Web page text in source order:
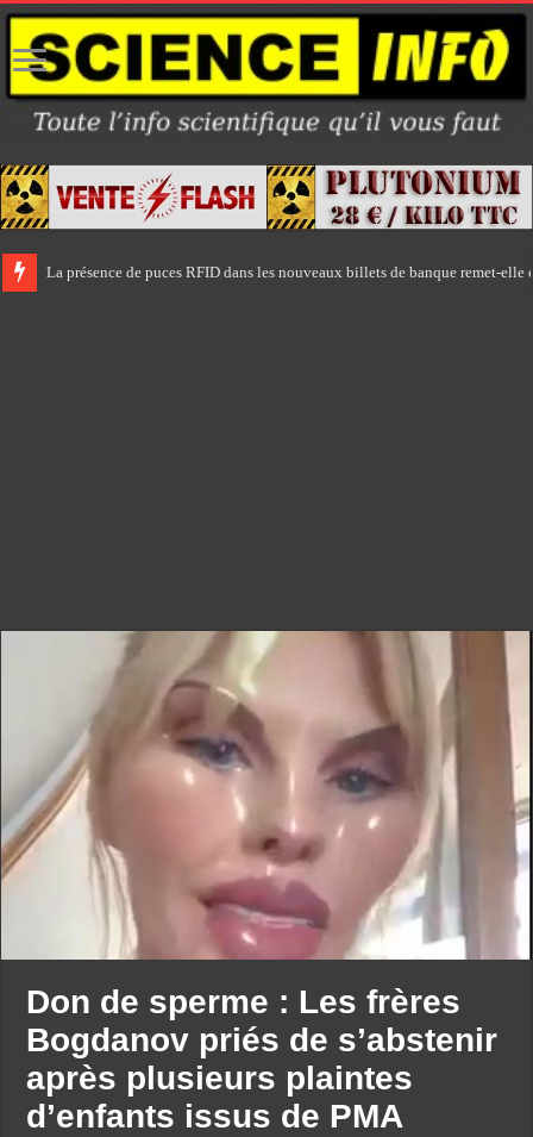
La présence de puces RFID dans les nouveaux billets de banque remet-
Don de sperme : Les frères
Bogdanov priés de s’abstenir
après plusieurs plaintes
d’enfants issus de PMA